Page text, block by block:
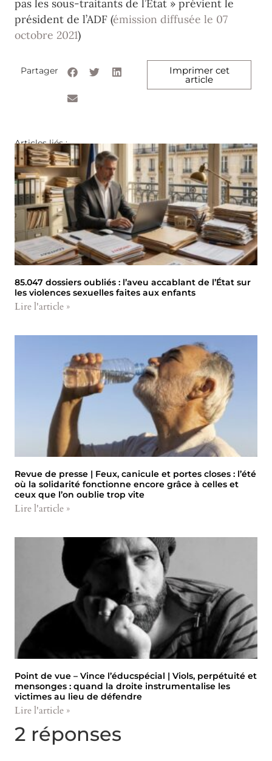
pas les sous-traitants de l’Etat » prévient le
président de l’ADF (émission diffusée le 07
octobre 2021)
Partager Imprimer cet
article
Articles liés :
85.047 dossiers oubliés : l’aveu accablant de l’État sur
les violences sexuelles faites aux enfants
Lire l'article »
Revue de presse | Feux, canicule et portes closes : l’été
où la solidarité fonctionne encore grâce à celles et
ceux que l’on oublie trop vite
Lire l'article »
Point de vue – Vince l’éducspécial | Viols, perpétuité et
mensonges : quand la droite instrumentalise les
victimes au lieu de défendre
Lire l'article »
2 réponses